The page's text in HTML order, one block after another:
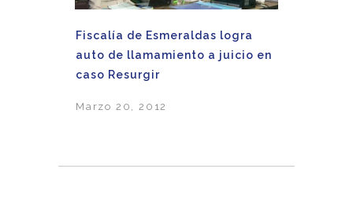
Fiscalía de Esmeraldas logra
auto de llamamiento a juicio en
caso Resurgir
Marzo 20, 2012